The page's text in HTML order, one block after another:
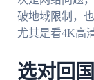
破地域限制，
尤其是看4K高
选对回